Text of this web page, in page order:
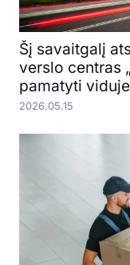
Šį savaitgalį
verslo centras
pamatyti
2026.05.15